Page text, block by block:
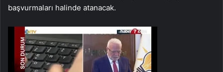
başvurmaları halinde atanacak.